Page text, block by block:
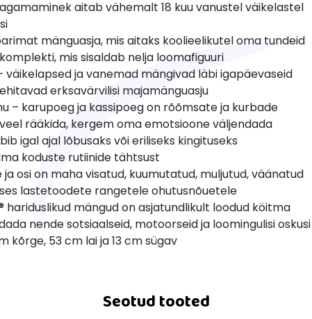
aitab vähemalt 18 kuu vanustel väikelastel
mänguasja, mis aitaks koolieelikutel oma tundeid
mis sisaldab nelja loomafiguuri
ja vanemad mängivad läbi igapäevaseid
erksavärvilisi majamänguasju
– karupoeg ja kassipoeg on rõõmsate ja kurbade
rääkida, kergem oma emotsioone väljendada
igal ajal lõbusaks või eriliseks kingituseks
koduste rutiinide tähtsust
ja osi on maha visatud, kuumutatud, muljutud, väänatud
lastetoodete rangetele ohutusnõuetele
hariduslikud mängud on asjatundlikult loodud köitma
nende sotsiaalseid, motoorseid ja loomingulisi oskusi
kõrge, 53 cm lai ja 13 cm sügav
Seotud tooted